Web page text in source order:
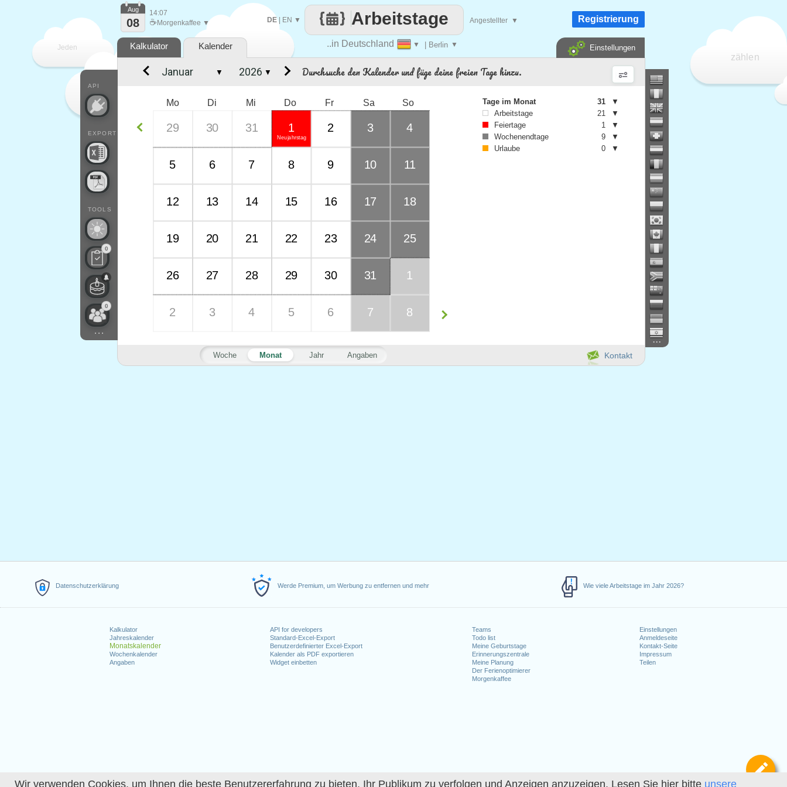
Wir verwenden Cookies, um Ihnen die beste Benutzererfahrung zu bieten, Ihr Publikum zu verfolgen und Anzeigen anzuzeigen. Lesen Sie hier bitte unsere
Datenschutzerklärung Werde Premium, um Werbung zu entfernen und mehr Wie viele Arbeitstage im Jahr 2026?
Kalkulator
Jahreskalender
Monatskalender
Wochenkalender
Angaben
API for developers
Standard-Excel-Export
Benutzerdefinierter Excel-Export
Kalender als PDF exportieren
Widget einbetten
Teams
Todo list
Meine Geburtstage
Erinnerungszentrale
Meine Planung
Der Ferienoptimierer
Morgenkaffee
Einstellungen
Anmeldeseite
Kontakt-Seite
Impressum
Teilen
Jeden
zählen
..in Deutschland ▼ | Berlin ▼
Arbeitstage
DE| EN ▼ Angestellter ▼
API
EXPORT
TOOLS
0
0
...
Aug
08
14:07
☕ Morgenkaffee ▼ Registrierung
Kalkulator Kalender Einstellungen
...
Kontakt
Durchsuche den Kalender und füge deine freien Tage hinzu.
Woche Monat Jahr Angaben
Mo Di Mi Do Fr Sa So
29 30 31
Neujahrstag
1 2 3 4
5 6 7 8 9 10 11
12 13 14 15 16 17 18
19 20 21 22 23 24 25
26 27 28 29 30 31 1
2 3 4 5 6 7 8
▼ ▼
Tage im Monat 31
▼
Arbeitstage
21
▼
Feiertage
1
▼
Wochenendtage
9
▼
Urlaube
0 ▼